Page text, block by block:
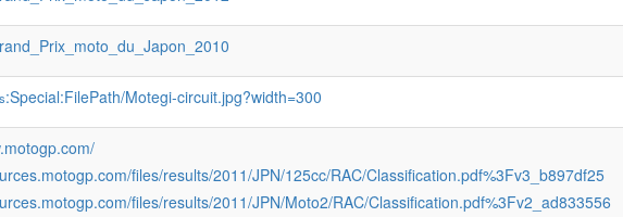
:Special:FilePath/Motegi-circuit.jpg?width=300
files/results/2011/JPN/125cc/RAC/Classification.pdf%3Fv3_b897df25
files/results/2011/JPN/Moto2/RAC/Classification.pdf%3Fv2_ad833556